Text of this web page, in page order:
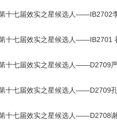
十七届效实之星候选人——IB2702
十七届效实之星候选人——IB2701
十七届效实之星候选人——D2709
十七届效实之星候选人——D2709孔
十七届效实之星候选人——D2708